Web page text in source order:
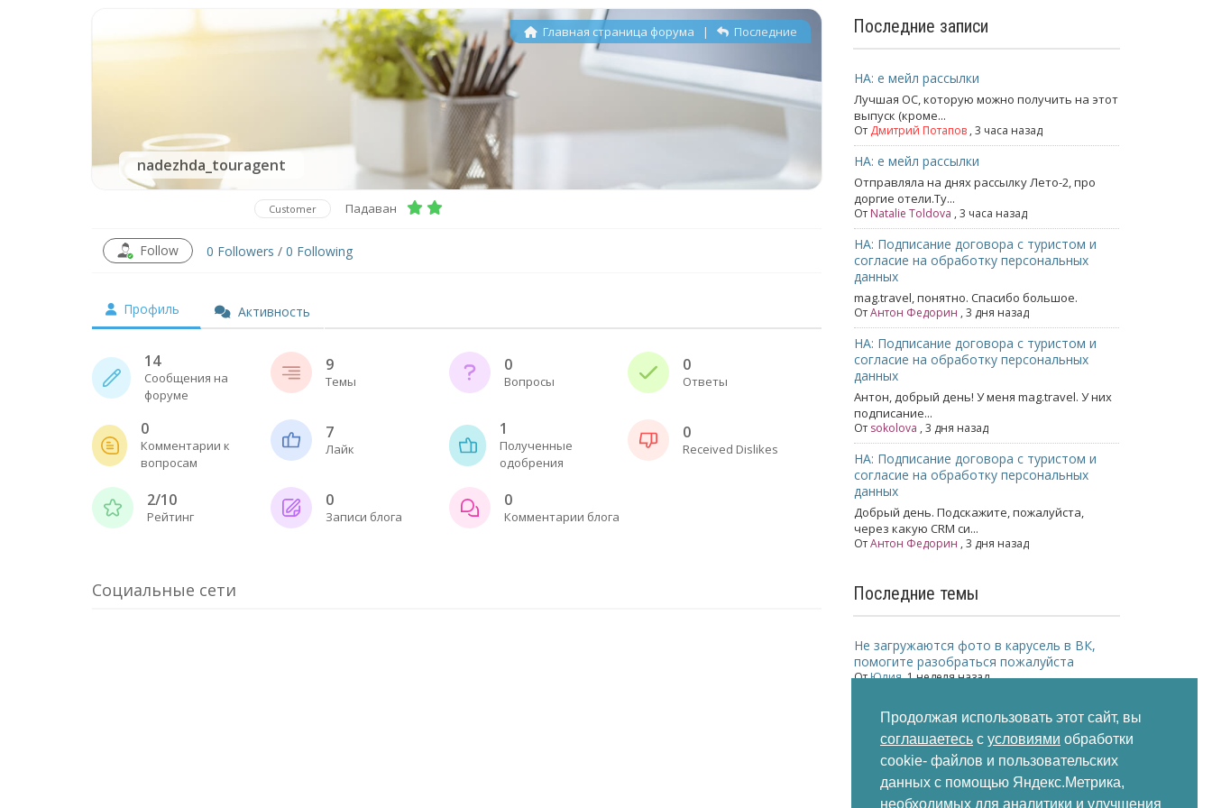
nadezhda_touragent
Главная страница форума | Последние
Customer Падаван
Follow 0 Followers / 0 Following
Профиль Активность
14
Сообщения на
форуме
9
Темы
0
Вопросы
0
Ответы
0
Комментарии к
вопросам
7
Лайк
1
Полученные
одобрения
0
Received Dislikes
2/10
Рейтинг
0
Записи блога
0
Комментарии блога
Социальные сети
Последние записи
НА: е мейл рассылки
Лучшая ОС, которую можно получить на этот
выпуск (кроме...
От Дмитрий Потапов, 3 часа назад
НА: е мейл рассылки
Отправляла на днях рассылку Лето-2, про
доргие отели.Ту...
От Natalie Toldova , 3 часа назад
НА: Подписание договора с туристом и
согласие на обработку персональных
данных
mag.travel, понятно. Спасибо большое.
ОтАнтон Федорин , 3 дня назад
НА: Подписание договора с туристом и
согласие на обработку персональных
данных
Антон, добрый день! У меня mag.travel. У них
подписание...
От sokolova , 3 дня назад
НА: Подписание договора с туристом и
согласие на обработку персональных
данных
Добрый день. Подскажите, пожалуйста,
через какую CRM си...
ОтАнтон Федорин , 3 дня назад
Последние темы
Не загружаются фото в карусель в ВК,
помогите разобраться пожалуйста
ОтЮлия,1 неделя назад
Директ коммандер
Ольга,2 недели назад
Меньше заявок из Мастера Компании
Яндекс
Komilfotur,2 недели назад
Продолжая использовать этот сайт, вы
соглашаетесь с условиями обработки
cookie- файлов и пользовательских
данных с помощью Яндекс.Метрика,
необходимых для аналитики и улучшения